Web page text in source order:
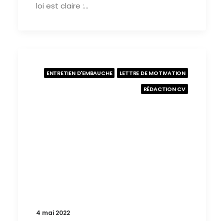
loi est claire :…
ENTRETIEN D'EMBAUCHE
LETTRE DE MOTIVATION
RÉDACTION CV
4 mai 2022